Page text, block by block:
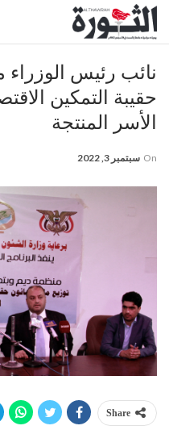
نائب رئيس
حقيبة التمكين
الأسر المنتجة
On سبتمبر 3, 2022
Share